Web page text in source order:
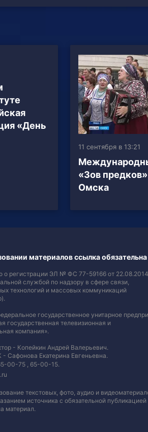
«День
11 сентября в 13:21
«Зов
Омска
материалов ссылка обязательна
о регистрации ЭЛ № ФС 77-59166 от
службой по надзору в сфере связи,
технологий и массовых коммуникаций
государственное унитарное
государственная телевизионная и
компания».
- Копейкин Андрей Валерьевич.
- Сафонова Екатерина Евгеньевна.
00-75 , 65-00-15.
текстовых, фото, аудио и
источника с обязательной публикацией
материал.